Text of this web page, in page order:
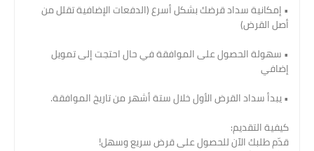
• إمكانية سداد قرضك بشكل أسرع (الدفعات الإضافية تقلل من
أصل القرض)
• سهولة الحصول على الموافقة في حال احتجت إلى تمويل
إضافي
• يبدأ سداد القرض الأول خلال ستة أشهر من تاريخ الموافقة.
كيفية التقديم:
قدّم طلبك الآن للحصول على قرض سريع وسهل!